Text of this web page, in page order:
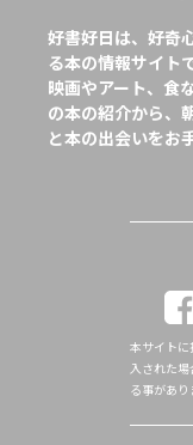
好書好日は、好奇
る本の情報サイトで
映画やアート、食
の本の紹介から、
と本の出会いをお
本サイト
入された
る事があり